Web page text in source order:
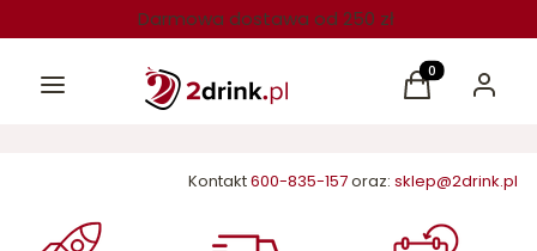
Darmowa dostawa od 250 zł
Menu Produkty w
Koszyk Zaloguj
Kontakt600-835-157oraz: sklep@2drink.pl